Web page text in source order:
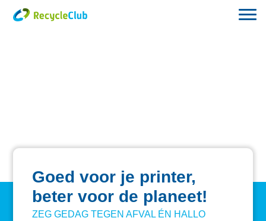
Goed voor je printer,
beter voor de planeet!
ZEG GEDAG TEGEN AFVAL ÉN HALLO